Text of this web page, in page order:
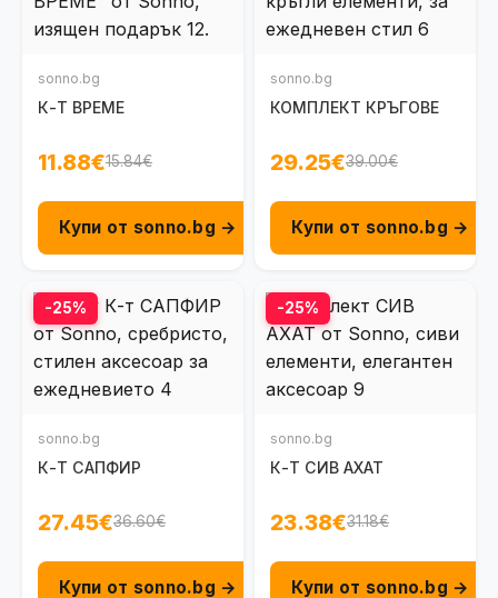
sonno.bg
К-Т ВРЕМЕ
11.88€15.84€
Купи от sonno.bg →
sonno.bg
КОМПЛЕКТ КРЪГОВЕ
29.25€39.00€
Купи от sonno.bg →
-25%
sonno.bg
К-Т САПФИР
27.45€36.60€
Купи от sonno.bg →
-25%
sonno.bg
К-Т СИВ АХАТ
23.38€31.18€
Купи от sonno.bg →